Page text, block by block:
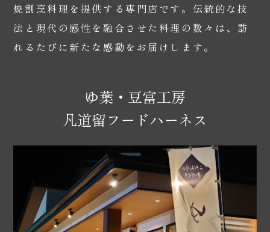
焼割烹料理を提供する専門店です。伝統的な技
法と現代の感性を融合させた料理の数々は、訪
れるたびに新たな感動をお届けします。
ゆ葉・豆富工房
凡道留フードハーネス